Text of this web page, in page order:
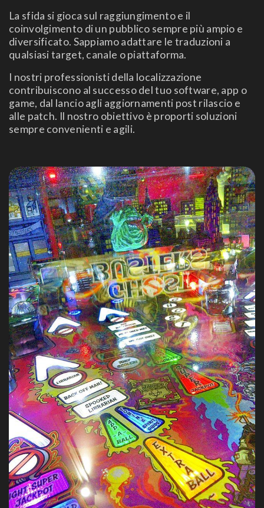
La sfida si gioca sul raggiungimento e il
coinvolgimento di un pubblico sempre più ampio e
diversificato. Sappiamo adattare le traduzioni a
qualsiasi target, canale o piattaforma.
I nostri professionisti della localizzazione
contribuiscono al successo del tuo software, app o
game, dal lancio agli aggiornamenti post rilascio e
alle patch. Il nostro obiettivo è proporti soluzioni
sempre convenienti e agili.